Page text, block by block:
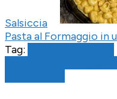
Salsiccia
Pasta al Formaggio in
Tag: